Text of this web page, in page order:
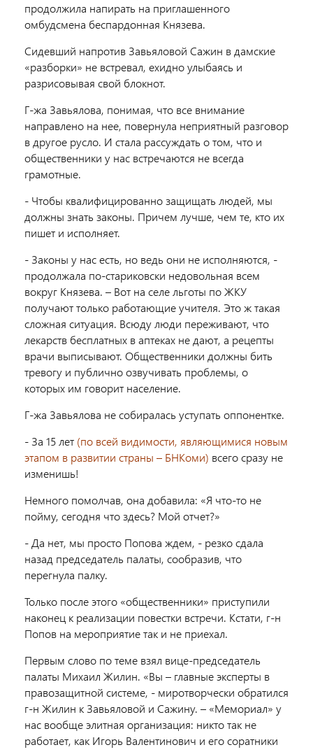
продолжила напирать на приглашенного
омбудсмена беспардонная Князева.
Сидевший напротив Завьяловой Сажин в дамские
«разборки» не встревал, ехидно улыбаясь и
разрисовывая свой блокнот.
Г-жа Завьялова, понимая, что все внимание
направлено на нее, повернула неприятный разговор
в другое русло. И стала рассуждать о том, что и
общественники у нас встречаются не всегда
грамотные.
- Чтобы квалифицированно защищать людей, мы
должны знать законы. Причем лучше, чем те, кто их
пишет и исполняет.
- Законы у нас есть, но ведь они не исполняются, -
продолжала по-стариковски недовольная всем
вокруг Князева. – Вот на селе льготы по ЖКУ
получают только работающие учителя. Это ж такая
сложная ситуация. Всюду люди переживают, что
лекарств бесплатных в аптеках не дают, а рецепты
врачи выписывают. Общественники должны бить
тревогу и публично озвучивать проблемы, о
которых им говорит население.
Г-жа Завьялова не собиралась уступать оппонентке.
- За 15 лет (по всей видимости, являющимися новым
этапом в развитии страны – БНКоми) всего сразу не
изменишь!
Немного помолчав, она добавила: «Я что-то не
пойму, сегодня что здесь? Мой отчет?»
- Да нет, мы просто Попова ждем, - резко сдала
назад председатель палаты, сообразив, что
перегнула палку.
Только после этого «общественники» приступили
наконец к реализации повестки встречи. Кстати, г-н
Попов на мероприятие так и не приехал.
Первым слово по теме взял вице-председатель
палаты Михаил Жилин. «Вы – главные эксперты в
правозащитной системе, - миротворчески обратился
г-н Жилин к Завьяловой и Сажину. – «Мемориал» у
нас вообще элитная организация: никто так не
работает, как Игорь Валентинович и его соратники